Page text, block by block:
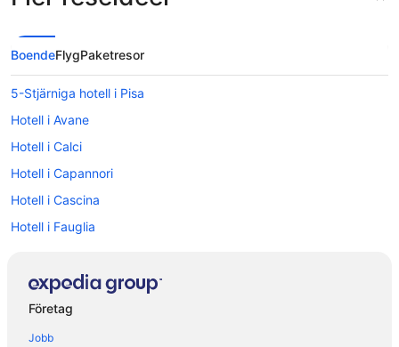
BoendeFlygPaketresor
5-Stjärniga hotell i Pisa
Hotell i Avane
Hotell i Calci
Hotell i Capannori
Hotell i Cascina
Hotell i Fauglia
Hotell i Guamo
Hotell i Lajatico
Hotell i Lammari
Företag
Jobb